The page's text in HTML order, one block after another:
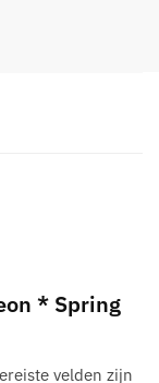
* Spring
velden zijn